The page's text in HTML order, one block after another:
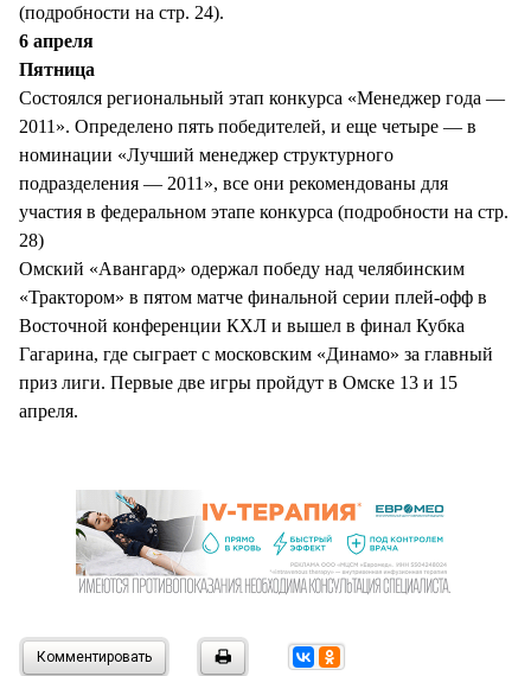
(подробности на стр. 24).
6 апреля
Пятница
Состоялся региональный этап конкурса «Менеджер года —
2011». Определено пять победителей, и еще четыре — в
номинации «Лучший менеджер структурного
подразделения — 2011», все они рекомендованы для
участия в федеральном этапе конкурса (подробности на стр.
28)
Омский «Авангард» одержал победу над челябинским
«Трактором» в пятом матче финальной серии плей-офф в
Восточной конференции КХЛ и вышел в финал Кубка
Гагарина, где сыграет с московским «Динамо» за главный
приз лиги. Первые две игры пройдут в Омске 13 и 15
апреля.
Комментировать